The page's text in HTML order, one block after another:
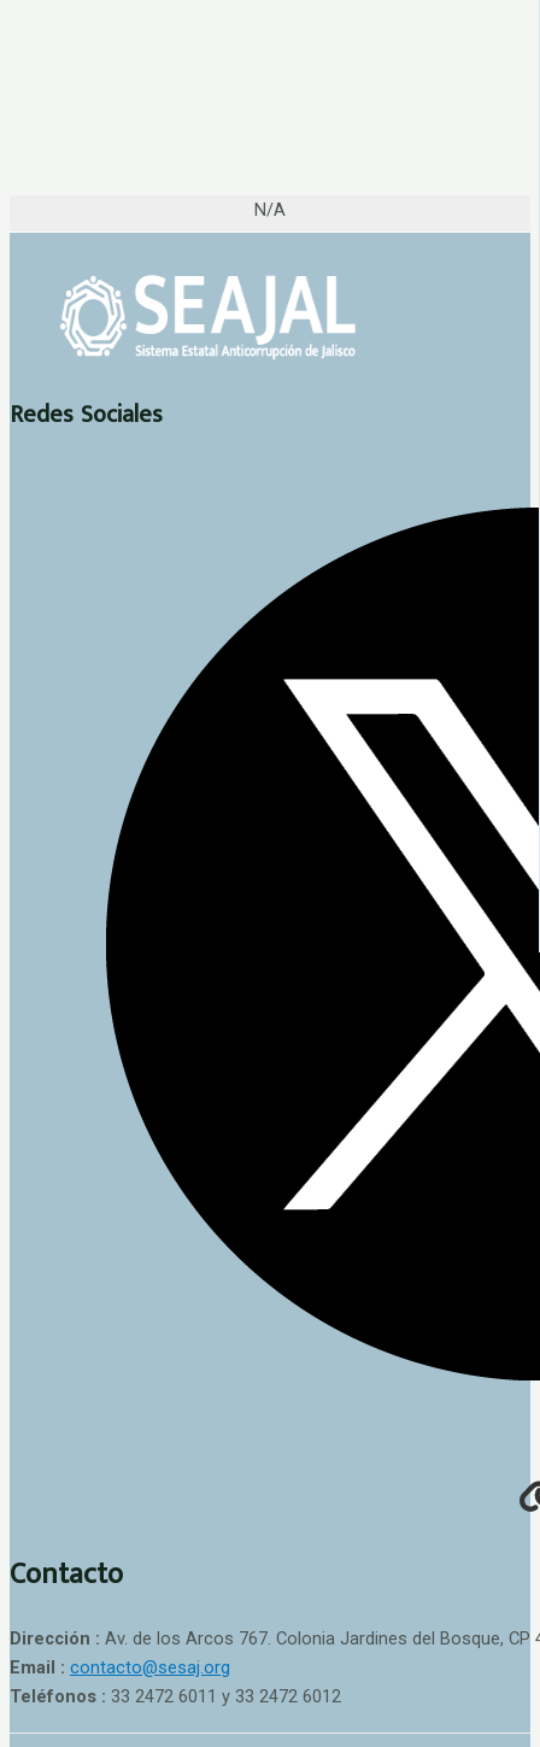
N/A
Redes Sociales
Contacto
Dirección : Av. de los Arcos 767. Colonia Jardines del Bosque, CP
Email : contacto@sesaj.org
Teléfonos : 33 2472 6011 y 33 2472 6012